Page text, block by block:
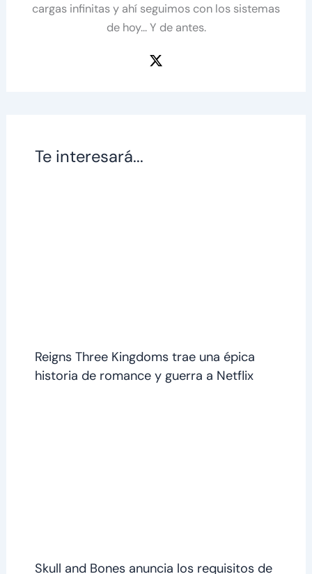
cargas infinitas y ahí seguimos con los sistemas
de hoy... Y de antes.
Te interesará...
Reigns Three Kingdoms trae una épica
historia de romance y guerra a Netflix
Skull and Bones anuncia los requisitos de